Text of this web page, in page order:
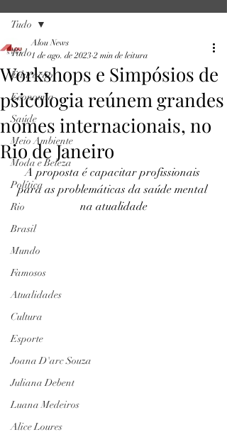
Tudo
Educação
Economia
Saúde
Meio Ambiente
Moda e Beleza
Política
Rio
Brasil
Mundo
Famosos
Atualidades
Cultura
Esporte
Joana D'arc Souza
Juliana Debent
Luana Medeiros
Alice Loures
Tudo
Workshops e Simpósios de
psicologia reúnem grandes
nomes internacionais, no
Rio de Janeiro
Alou News
1 de ago. de 2023 2 min de leitura
A proposta é capacitar profissionais
para as problemáticas da saúde mental
na atualidade